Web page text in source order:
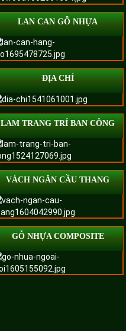
LAN CAN GỖ NHỰA
ĐỊA CHỈ
LAM TRANG TRÍ BAN CÔNG
VÁCH NGĂN CẦU THANG
GỖ NHỰA COMPOSITE